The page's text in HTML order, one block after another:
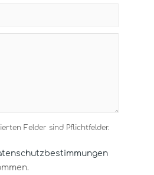
Felder sind Pflichtfelder.